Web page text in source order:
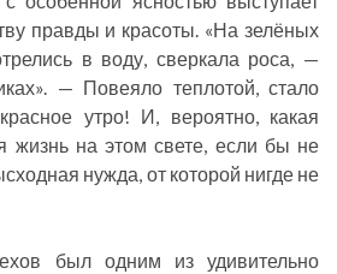
правды и красоты. «На зелёных
в воду, сверкала роса, —
— Повеяло теплотой, стало
утро! И, вероятно, какая
жизнь на этом свете, если бы не
нужда, от которой нигде не
был одним из удивительно